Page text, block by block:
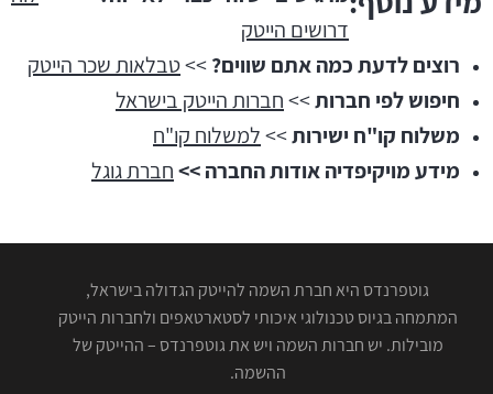
דרושים הייטק
רוצים לדעת כמה אתם שווים?>>טבלאות שכר הייטק
חיפוש לפי חברות>>חברות הייטק בישראל
משלוח קו"ח ישירות>>למשלוח קו"ח
מידע מויקיפדיה אודות החברה >>חברת גוגל
גוטפרנדס היא חברת השמה להייטק הגדולה בישראל,
המתמחה בגיוס טכנולוגי איכותי לסטארטאפים ולחברות הייטק
מובילות. יש חברות השמה ויש את גוטפרנדס – ההייטק של
ההשמה.